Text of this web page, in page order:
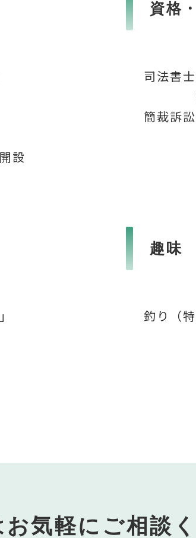
設
資格
司法書士
簡裁訴
趣味
釣り（
お気軽にご相談